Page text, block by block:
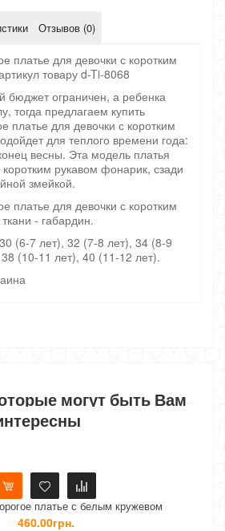
Отзывов (0)
платье для девочки с коротким
товару d-Ti-8068
бюджет ограничен, а ребенка
тогда предлагаем купить
платье для девочки с коротким
для теплого времени года:
весны. Эта модель платья
рукавом фонарик, сзади
змейкой.
платье для девочки с коротким
- габардин.
(6-7 лет), 32 (7-8 лет), 34 (8-9
(10-11 лет), 40 (11-12 лет).
могут быть Вам
платье с белым кружевом
460.00грн.